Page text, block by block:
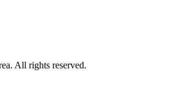
All rights reserved.